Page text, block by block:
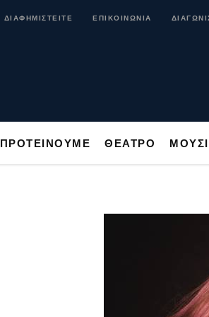
ΔΙΑΦΗΜΙΣΤΕΙΤΕ ΕΠΙΚΟΙΝΩΝΙΑ
ΠΡΟΤΕΙΝΟΥΜΕ ΘΕΑΤΡΟ
ΠΡΟΤΕΙΝΟΥΜΕ ΘΕΑΤΡΟ